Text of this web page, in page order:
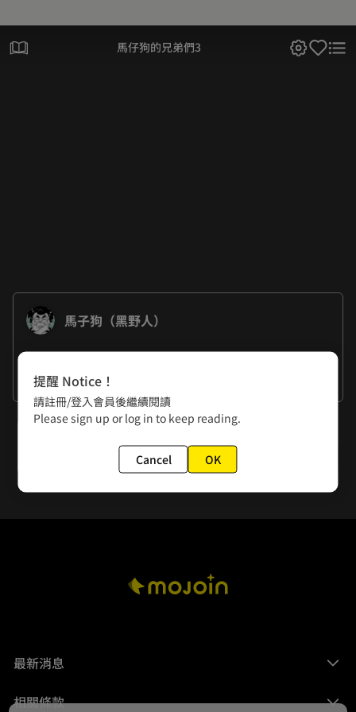
馬仔狗的兄弟們3
馬子狗（黑野人）
難道我是一隻狗也要跟你說?
下一話
生日禮物
最新消息
相關條款
提醒 Notice！
請註冊/登入會員後繼續閱讀
Please sign up or log in to keep reading.
Cancel OK